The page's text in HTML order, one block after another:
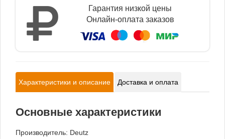
Гарантия низкой цены
Онлайн-оплата заказов
Характеристики и описание Доставка и оплата
Основные характеристики
Производитель: Deutz